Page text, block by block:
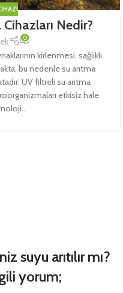
Nedir?
0
kirlenmesi, sağlıklı
bu nedenle su arıtma
UV filtreli su arıtma
etkisiz hale
suyu arıtılır mı?
yorum;